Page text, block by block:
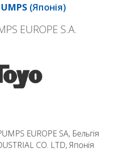
(Японія)
EUROPE S.A.
EUROPE SA, Бельгія
CO. LTD, Японія